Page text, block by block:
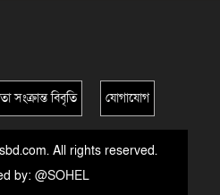
সংক্রান্ত বিবৃতি যোগাযোগ
All rights reserved.
by: @SOHEL